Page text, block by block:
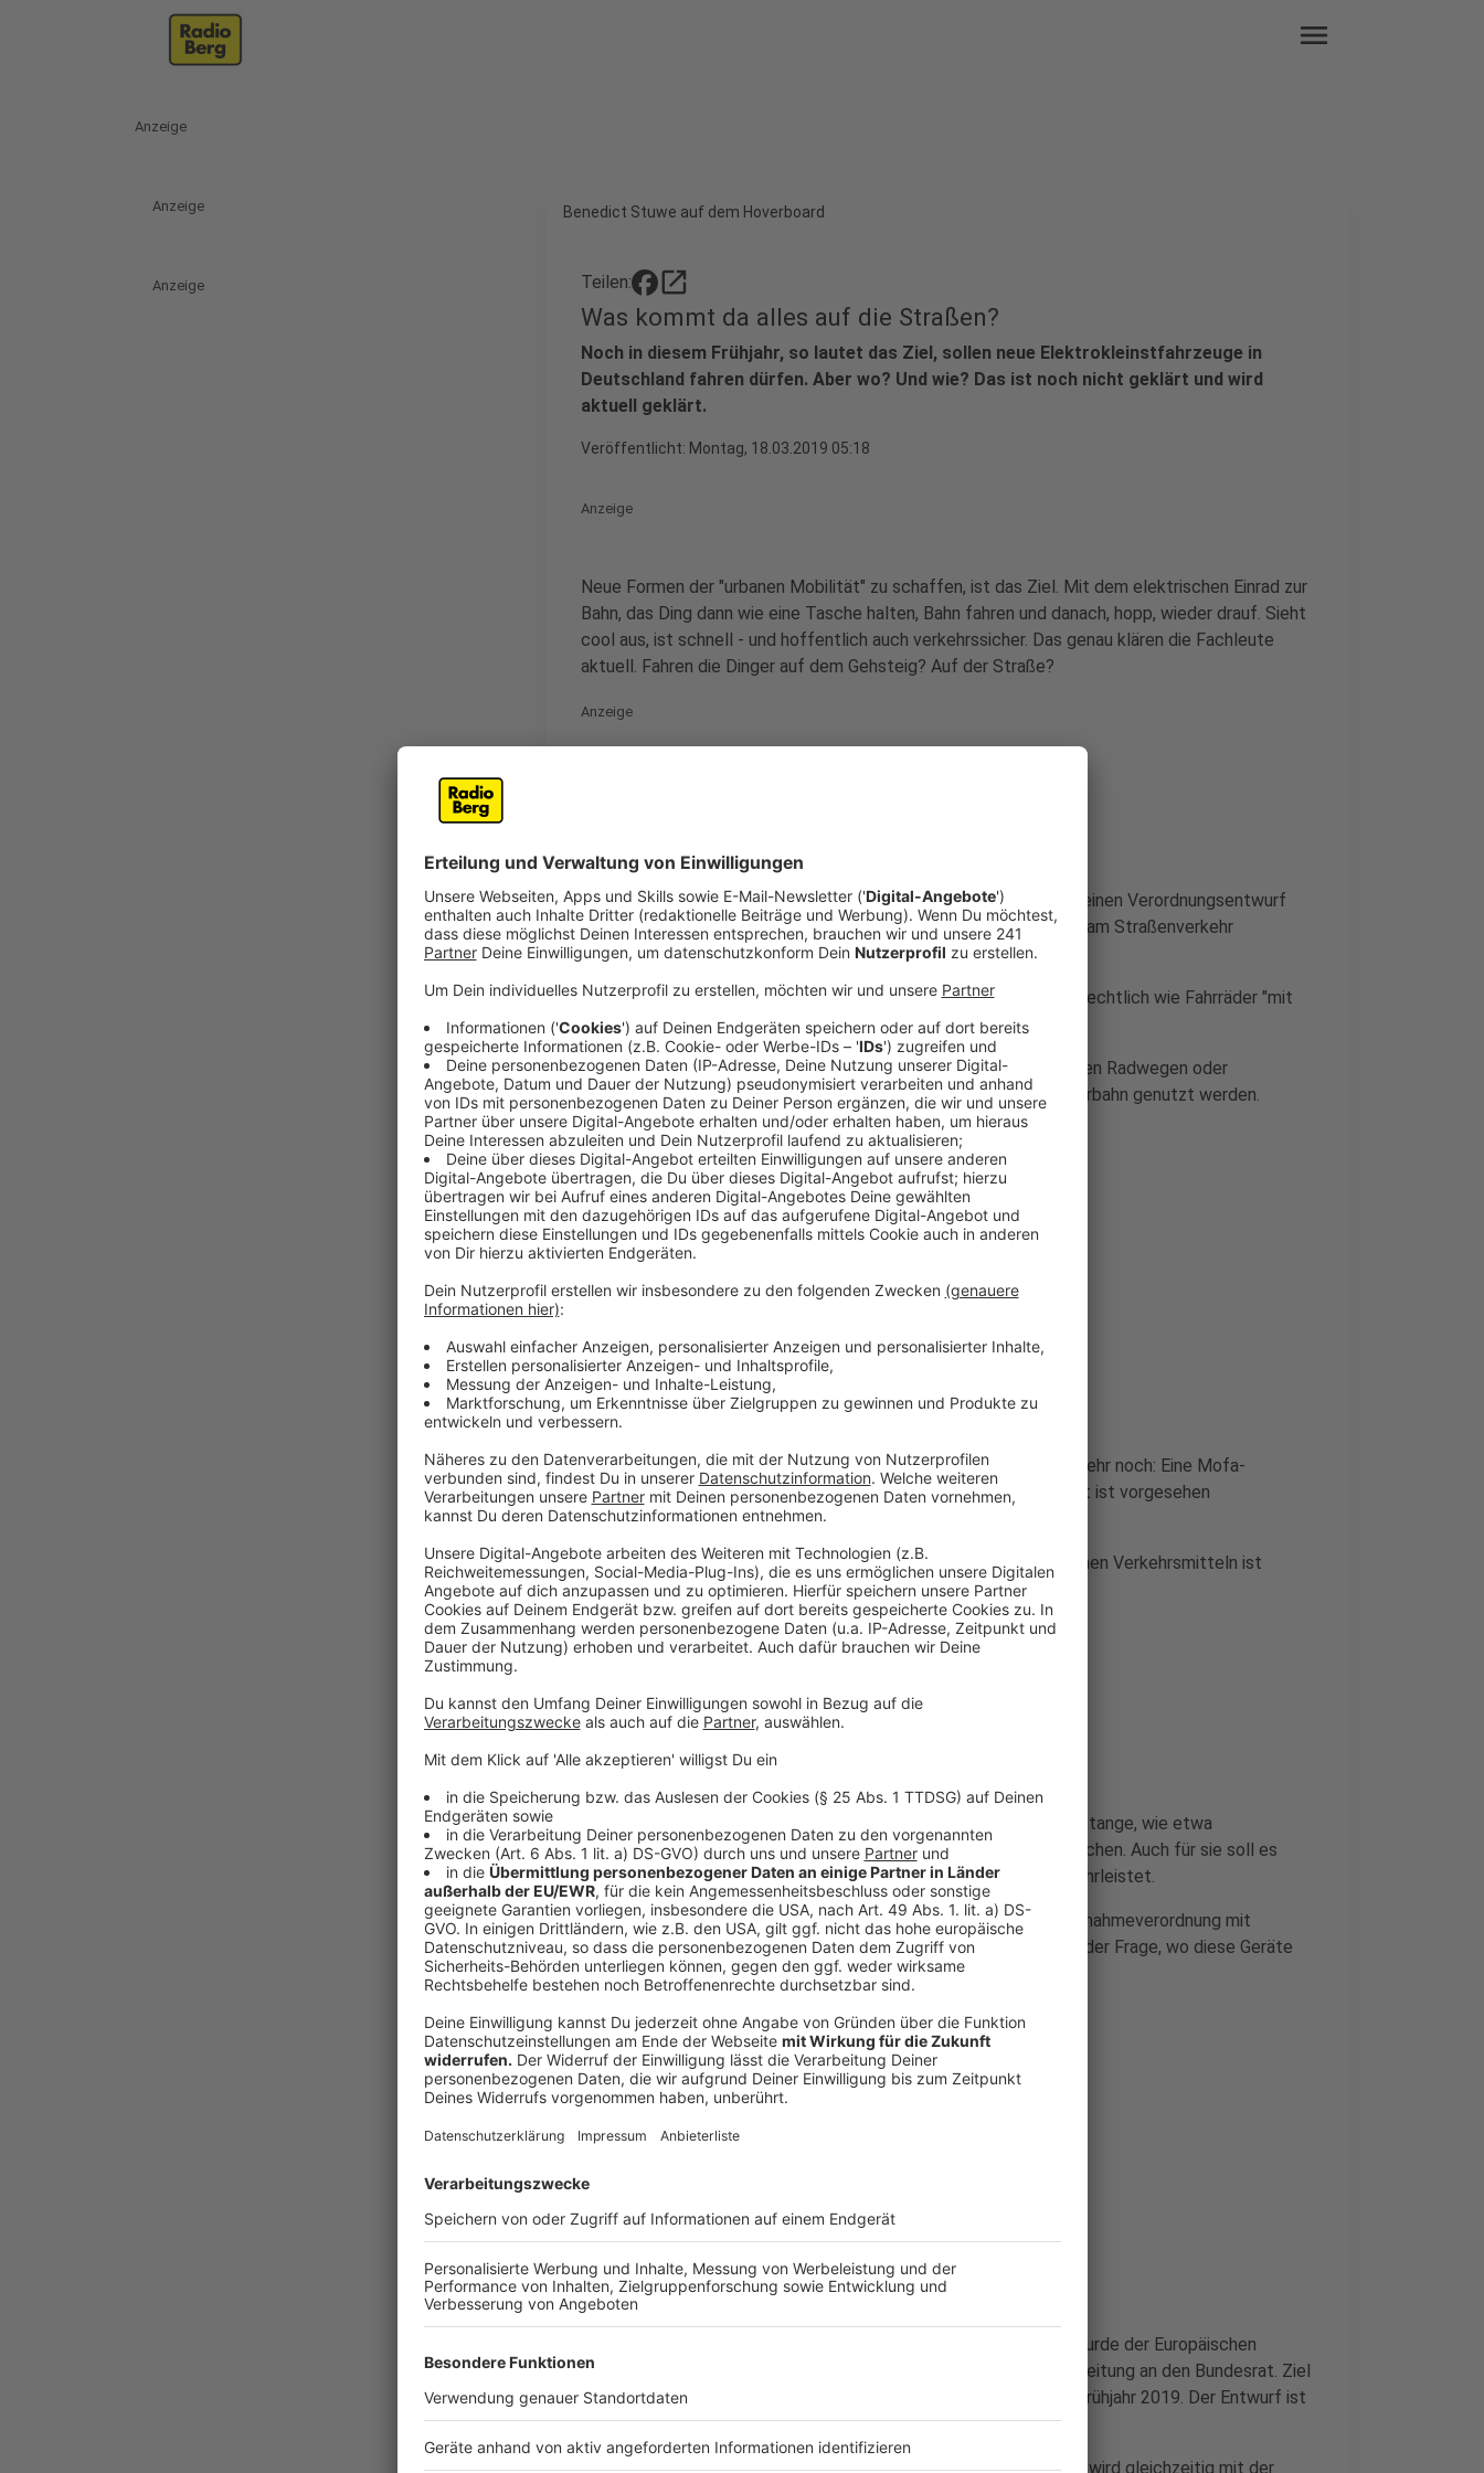
menu
Anzeige
Anzeige
Anzeige
Benedict Stuwe auf dem Hoverboard
Teilen: open_in_new
Was kommt da alles auf die Straßen?
Noch in diesem Frühjahr, so lautet das Ziel, sollen neue Elektrokleinstfahrzeuge in
Deutschland fahren dürfen. Aber wo? Und wie? Das ist noch nicht geklärt und wird
aktuell geklärt.
Veröffentlicht: Montag, 18.03.2019 05:18
Anzeige
Neue Formen der "urbanen Mobilität" zu schaffen, ist das Ziel. Mit dem elektrischen Einrad zur
Bahn, das Ding dann wie eine Tasche halten, Bahn fahren und danach, hopp, wieder drauf. Sieht
cool aus, ist schnell - und hoffentlich auch verkehrssicher. Das genau klären die Fachleute
aktuell. Fahren die Dinger auf dem Gehsteig? Auf der Straße?
Anzeige
Das Bundesministerium für Verkehr und digitale Infrastruktur hat einen Verordnungsentwurf
vorgelegt, damit E-Kleinstfahrzeuge mit Lenk- oder Haltestange am Straßenverkehr
teilnehmen können.
Vorgesehen ist, dass Elektrokleinstfahrzeuge zukünftig verkehrsrechtlich wie Fahrräder "mit
der Maßgabe besonderer Vorschriften" behandelt werden.
Elektrokleinstfahrzeuge sollen auf vorhandenen baulich angelegten Radwegen oder
Radfahrstreifen fahren – nur wenn diese fehlen, darf auch die Fahrbahn genutzt werden.
Anzeige
Segway mit Knielenkung
Und was ist mit Helm?
Anzeige
Die Auskunft lautet: Eine Helmpflicht ist nicht vorgesehen. Und mehr noch: Eine Mofa-
Prüfbescheinigung ist nicht vorgesehen. Eine Versicherungspflicht ist vorgesehen
(Versicherungsaufkleber).
Die Mitnahme von Elektrokleinstfahrzeugen - gratis - in öffentlichen Verkehrsmitteln ist
vorgesehen.
Anzeige
Geräte ohne Lenkstange
Das Verkehrsministerium arbeitet daran, auch Geräten ohne Lenkstange, wie etwa
Hoverboards, baldmöglichst die Teilnahme am Verkehr zu ermöglichen. Auch für sie soll es
einen passenden Rechtsrahmen geben, der sicheres Fahren gewährleistet.
Um diese Geräte zügig in den Verkehr zu bringen, wird es eine Ausnahmeverordnung mit
wissenschaftlicher Begleitung geben. An den Details dazu (etwa der Frage, wo diese Geräte
fahren dürfen) wird derzeit noch gearbeitet.
Anzeige
Segway mit Kniesteuerung und Onewheeler
Zusammenfassung: Lagebericht
Anzeige
Der Verordnungsentwurf für Geräte mit Lenk- und Haltestange wurde der Europäischen
Kommission zur Notifizierung zugeleitet. "In Kürze" erfolgt die Zuleitung an den Bundesrat. Ziel
ist ein Inkrafttreten der Elektrokleinstfahrzeuge-Verordnung im Frühjahr 2019. Der Entwurf ist
online einsehbar.
Die Ausnahmeverordnung für Geräte ohne Lenk- und Haltestange wird gleichzeitig mit der